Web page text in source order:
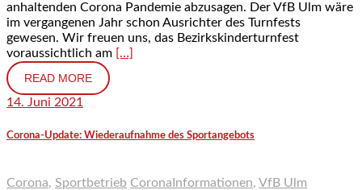
anhaltenden Corona Pandemie abzusagen. Der VfB Ulm wäre
im vergangenen Jahr schon Ausrichter des Turnfests
gewesen. Wir freuen uns, das Bezirkskinderturnfest
voraussichtlich am […]
READ MORE
14. Juni 2021
Corona-Update: Wiederaufnahme des Sportangebots
Corona, Sportbetrieb CoronaInformationen, VfB Ulm